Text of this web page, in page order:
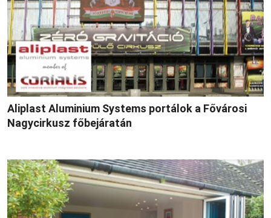
Aliplast Aluminium Systems portálok a Fővárosi
Nagycirkusz főbejáratán